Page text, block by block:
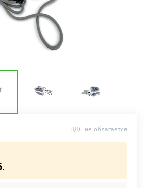
НДС не облагается